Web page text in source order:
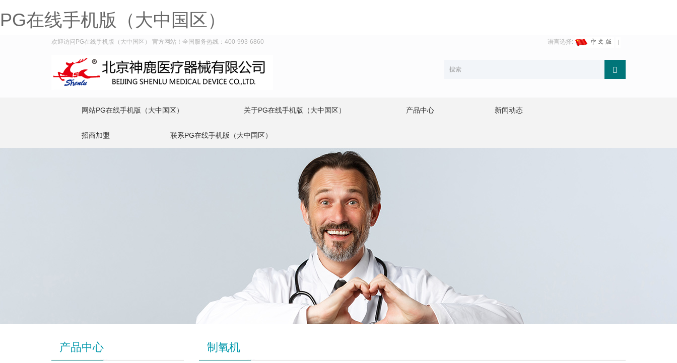
PG在线手机版（大中国区）
欢迎访问PG在线手机版（大中国区） 官方网站！全国服务热线：400-993-6860 语言选择:
网站PG在线手机版（大中国区） 关于PG在线手机版（大中国区） 产品中心 新闻动态
招商加盟 联系PG在线手机版（大中国区）
制氧机
产品中心